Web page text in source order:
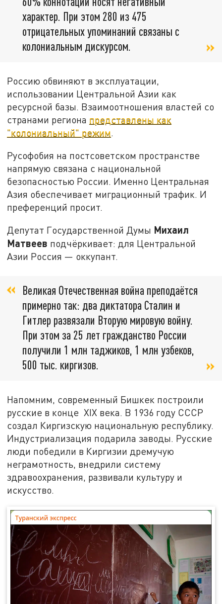
характер. При этом 280 из 475
отрицательных упоминаний связаны с
колониальным дискурсом.
Россию обвиняют в эксплуатации,
использовании Центральной Азии как
ресурсной базы. Взаимоотношения властей со
странами региона представлены как
"колониальный" режим.
Русофобия на постсоветском пространстве
напрямую связана с национальной
безопасностью России. Именно Центральная
Азия обеспечивает миграционный трафик. И
преференций просит.
Депутат Государственной Думы Михаил
Матвеев подчёркивает: для Центральной
Азии Россия — оккупант.
Великая Отечественная война преподаётся
примерно так: два диктатора Сталин и
Гитлер развязали Вторую мировую войну.
При этом за 25 лет гражданство России
получили 1 млн таджиков, 1 млн узбеков,
500 тыс. киргизов.
Напомним, современный Бишкек построили
русские в конце XIX века. В 1936 году СССР
создал Киргизскую национальную республику.
Индустриализация подарила заводы. Русские
люди победили в Киргизии дремучую
неграмотность, внедрили систему
здравоохранения, развивали культуру и
искусство.